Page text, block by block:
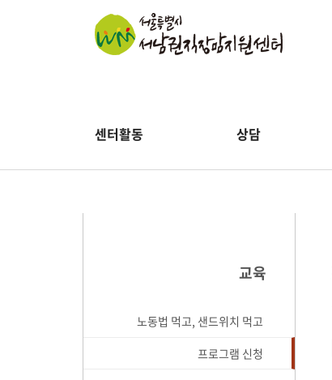
센터활동 상담
교육
노동법 먹고, 샌드위치 먹고
프로그램 신청